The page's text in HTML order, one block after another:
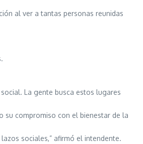
al ver a tantas personas reunidas
La gente busca estos lugares
su compromiso con el bienestar de la
sociales,” afirmó el intendente.